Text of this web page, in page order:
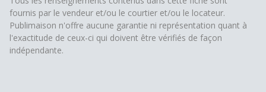
fournis par le vendeur et/ou le courtier et/ou le locateur.
Publimaison n'offre aucune garantie ni représentation quant à
l'exactitude de ceux-ci qui doivent être vérifiés de façon
indépendante.